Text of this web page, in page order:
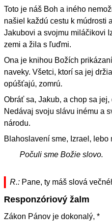
Toto je náš Boh a iného
našiel každú cestu k múdrosti
Jakubovi a svojmu miláčikovi
zemi a žila s ľuďmi.
Ona je knihou Božích
naveky. Všetci, ktorí sa jej
opúšťajú, zomrú.
Obráť sa, Jakub, a chop sa
Nedávaj svoju slávu inému a
národu.
Blahoslavení sme, Izrael, lebo
Počuli sme Božie slovo.
R.: Pane, ty máš slová
Responzóriový žalm
Zákon Pánov je dokonalý, *